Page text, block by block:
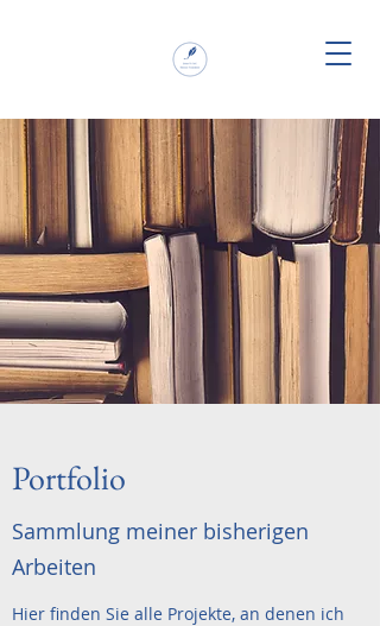
Portfolio
Sammlung meiner bisherigen
Arbeiten
Hier finden Sie alle Projekte, an denen ich